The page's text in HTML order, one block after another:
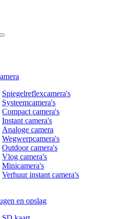
Spiegelreflexcamera's
Systeemcamera's
Compact camera's
Instant camera's
Analoge camera
Wegwerpcamera's
Outdoor camera's
Vlog camera's
Minicamera's
Verhuur instant camera's
en opslag